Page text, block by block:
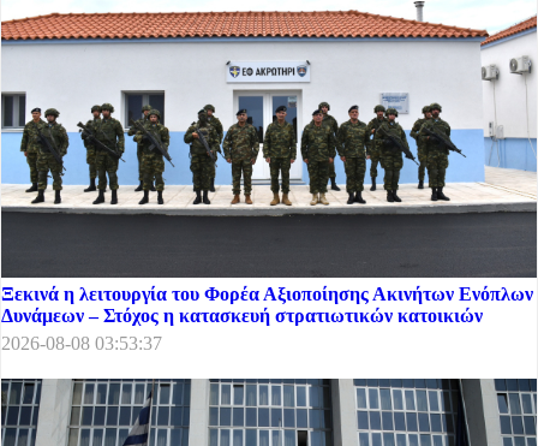
Ξεκινά η λειτουργία του Φορέα Αξιοποίησης Ακινήτων Ενόπλων
Δυνάμεων – Στόχος η κατασκευή στρατιωτικών κατοικιών
2026-08-08 03:53:37